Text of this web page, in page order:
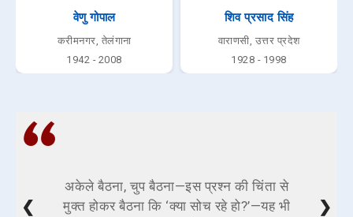
वेणु गोपाल
करीमनगर, तेलंगाना
1942 - 2008
शिव प्रसाद सिंह
वाराणसी, उत्तर प्रदेश
1928 - 1998
अकेले बैठना, चुप बैठना—इस प्रश्न की चिंता से
मुक्त होकर बैठना कि ‘क्या सोच रहे हो?’—यह भी
❮ ❯